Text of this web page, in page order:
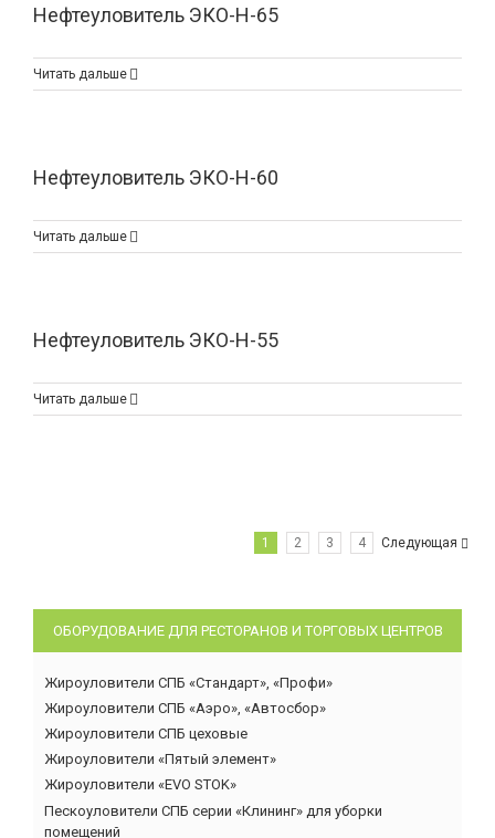
Нефтеуловитель ЭКО-Н-65
Читать дальше
Нефтеуловитель ЭКО-Н-60
Читать дальше
Нефтеуловитель ЭКО-Н-55
Читать дальше
1 2 3 4 Следующая
ОБОРУДОВАНИЕ ДЛЯ РЕСТОРАНОВ И ТОРГОВЫХ ЦЕНТРОВ
Жироуловители СПБ «Стандарт», «Профи»
Жироуловители СПБ «Аэро», «Автосбор»
Жироуловители СПБ цеховые
Жироуловители «Пятый элемент»
Жироуловители «EVO STOK»
Пескоуловители СПБ серии «Клининг» для уборки
помещений